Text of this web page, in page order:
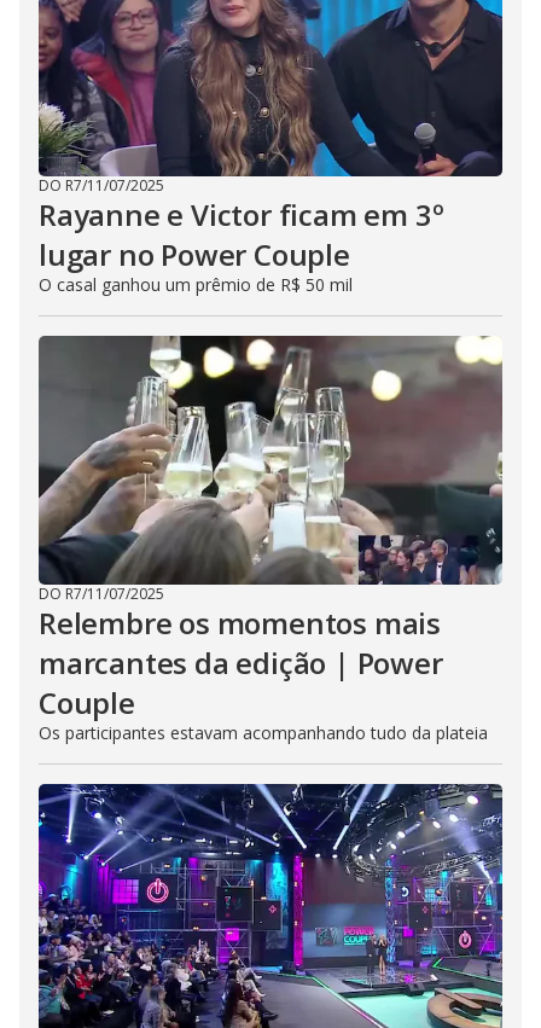
DO R7/11/07/2025
Rayanne e Victor ficam em 3º
lugar no Power Couple
O casal ganhou um prêmio de R$ 50 mil
DO R7/11/07/2025
Relembre os momentos mais
marcantes da edição | Power
Couple
Os participantes estavam acompanhando tudo da plateia